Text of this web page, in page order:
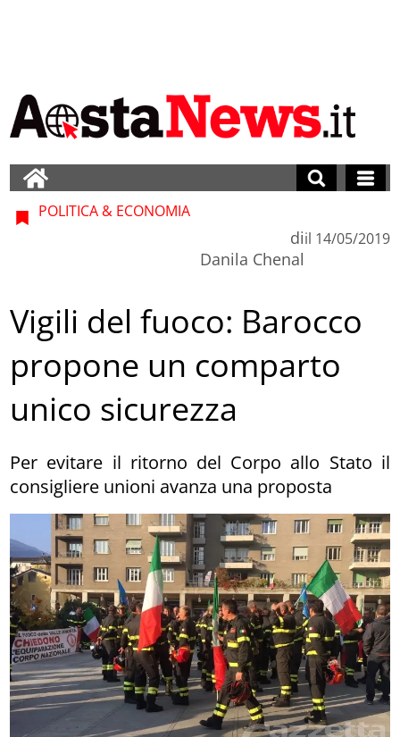
POLITICA & ECONOMIA
di
Danila Chenal
il 14/05/2019
Vigili del fuoco: Barocco
propone un comparto
unico sicurezza
Per evitare il ritorno del Corpo allo Stato il
consigliere unioni avanza una proposta